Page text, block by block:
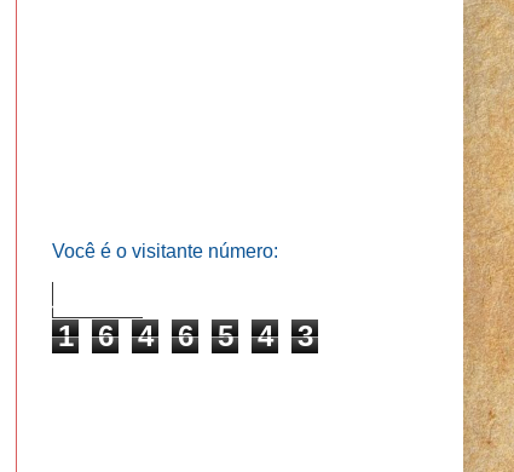
Você é o visitante número:
1 6 4 6 5 4 3